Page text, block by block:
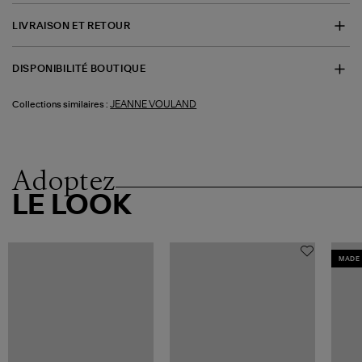
LIVRAISON ET RETOUR
DISPONIBILITÉ BOUTIQUE
Collections similaires : JEANNE VOULAND
Adoptez
LE LOOK
MADE